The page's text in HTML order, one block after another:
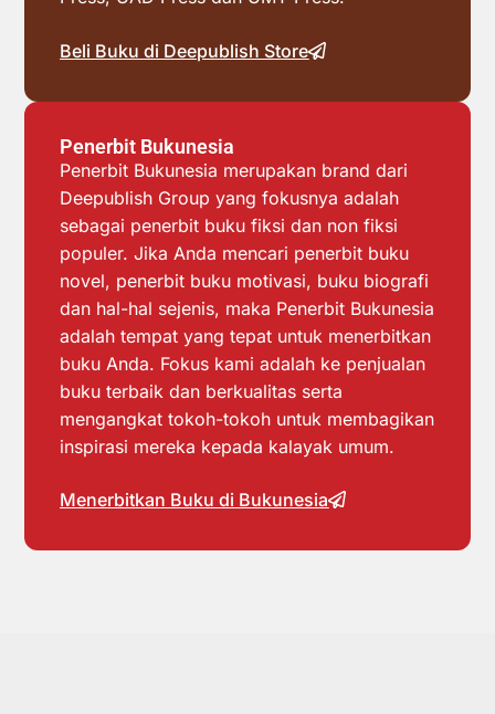
Beli Buku di Deepublish Store
Penerbit Bukunesia
Penerbit Bukunesia merupakan brand dari
Deepublish Group yang fokusnya adalah
sebagai penerbit buku fiksi dan non fiksi
populer. Jika Anda mencari penerbit buku
novel, penerbit buku motivasi, buku biografi
dan hal-hal sejenis, maka Penerbit Bukunesia
adalah tempat yang tepat untuk menerbitkan
buku Anda. Fokus kami adalah ke penjualan
buku terbaik dan berkualitas serta
mengangkat tokoh-tokoh untuk membagikan
inspirasi mereka kepada kalayak umum.
Menerbitkan Buku di Bukunesia